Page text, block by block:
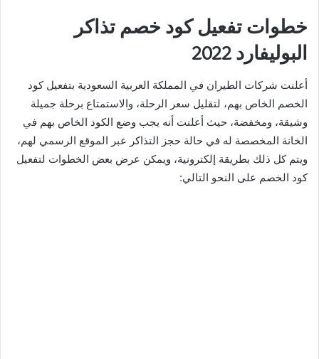
خطوات تفعيل كود خصم تذاكر
البوليفارد 2022
أعلنت شركات الطيران في المملكة العربية السعودية بتفعيل كود
الخصم الخاص بهم، لتقليل سعر الرحلة، والاستمتاع برحلة جميلة
وشيقة، ومخفضة، حيث أعلنت أنه يجب وضع الكود الخاص بهم في
الخانة المخصصة له في حالة حجز التذاكر عبر الموقع الرسمي لهم،
ويتم كل ذلك بطريقة إلكترونية، ويمكن عرض بعض الخطوات لتفعيل
كود الخصم على النحو التالي: